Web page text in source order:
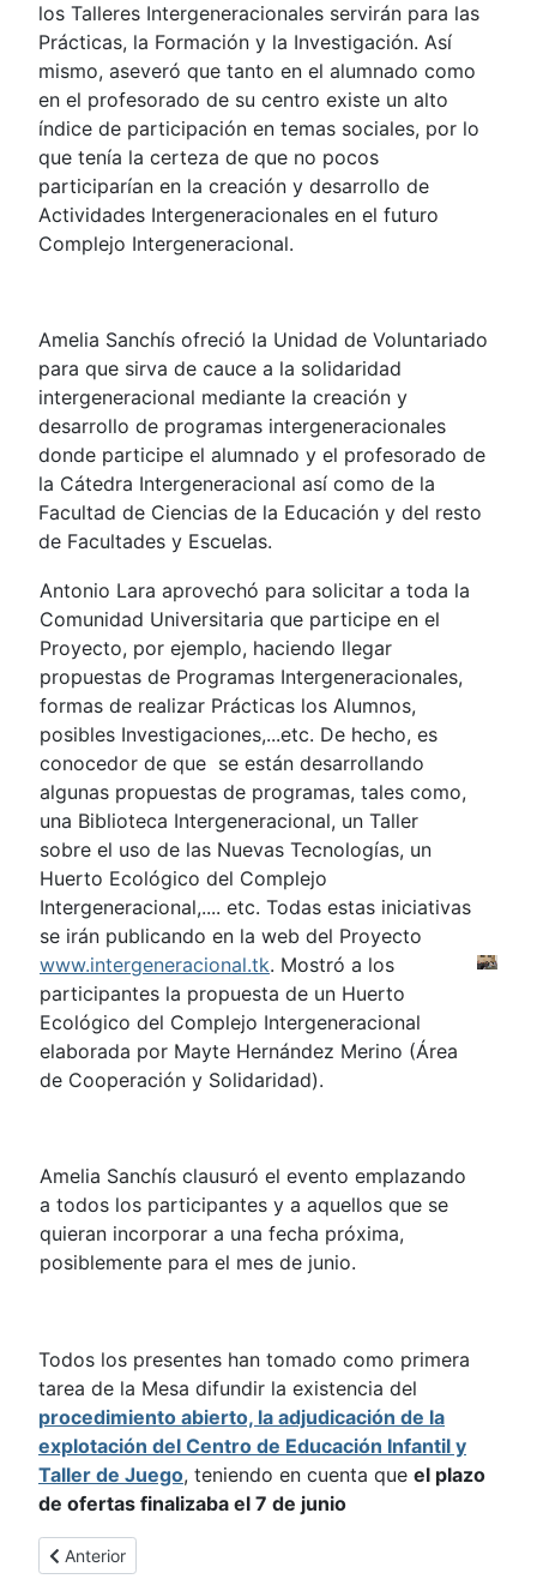
los Talleres Intergeneracionales servirán para las
Prácticas, la Formación y la Investigación. Así
mismo, aseveró que tanto en el alumnado como
en el profesorado de su centro existe un alto
índice de participación en temas sociales, por lo
que tenía la certeza de que no pocos
participarían en la creación y desarrollo de
Actividades Intergeneracionales en el futuro
Complejo Intergeneracional.
Amelia Sanchís ofreció la Unidad de Voluntariado
para que sirva de cauce a la solidaridad
intergeneracional mediante la creación y
desarrollo de programas intergeneracionales
donde participe el alumnado y el profesorado de
la Cátedra Intergeneracional así como de la
Facultad de Ciencias de la Educación y del resto
de Facultades y Escuelas.
Antonio Lara aprovechó para solicitar a toda la
Comunidad Universitaria que participe en el
Proyecto, por ejemplo, haciendo llegar
propuestas de Programas Intergeneracionales,
formas de realizar Prácticas los Alumnos,
posibles Investigaciones,...etc. De hecho, es
conocedor de que se están desarrollando
algunas propuestas de programas, tales como,
una Biblioteca Intergeneracional, un Taller
sobre el uso de las Nuevas Tecnologías, un
Huerto Ecológico del Complejo
Intergeneracional,.... etc. Todas estas iniciativas
se irán publicando en la web del Proyecto
www.intergeneracional.tk. Mostró a los
participantes la propuesta de un Huerto
Ecológico del Complejo Intergeneracional
elaborada por Mayte Hernández Merino (Área
de Cooperación y Solidaridad).
Amelia Sanchís clausuró el evento emplazando
a todos los participantes y a aquellos que se
quieran incorporar a una fecha próxima,
posiblemente para el mes de junio.
Todos los presentes han tomado como primera
tarea de la Mesa difundir la existencia del
procedimiento abierto, la adjudicación de la
explotación del Centro de Educación Infantil y
Taller de Juego, teniendo en cuenta que el plazo
de ofertas finalizaba el 7 de junio
Artículo anterior: II Reunión de la Mesa de Trabajo del
Anterior